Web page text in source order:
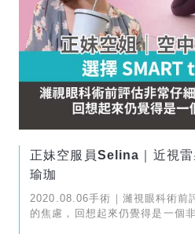
正妹空服員Selina｜近視
瑜珈
2020.08.06手術｜濰視眼科術前
的焦慮，回想起來仍覺得是一個